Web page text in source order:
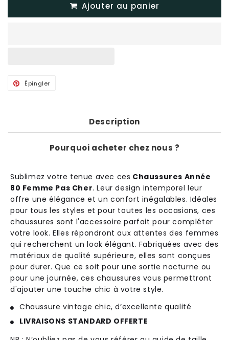
Ajouter au panier
Épingler
Description
Pourquoi acheter chez nous ?
Sublimez votre tenue avec ces Chaussures Année
80 Femme Pas Cher. Leur design intemporel leur
offre une élégance et un confort inégalables. Idéales
pour tous les styles et pour toutes les occasions, ces
chaussures sont l'accessoire parfait pour compléter
votre look. Elles répondront aux attentes des femmes
qui recherchent un look élégant. Fabriquées avec des
matériaux de qualité supérieure, elles sont conçues
pour durer. Que ce soit pour une sortie nocturne ou
pour une journée, ces chaussures vous permettront
d'ajouter une touche chic à votre style.
Chaussure vintage chic, d’excellente qualité
LIVRAISONS STANDARD OFFERTE